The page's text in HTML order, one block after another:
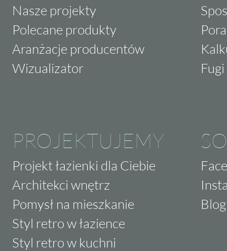
Nasze projekty
Polecane produkty
Aranżacje producentów
Wizualizator
PROJEKTUJEMY
Projekt łazienki dla Ciebie
Architekci wnętrz
Pomysł na mieszkanie
Styl retro w łazience
Styl retro w kuchni
Blog